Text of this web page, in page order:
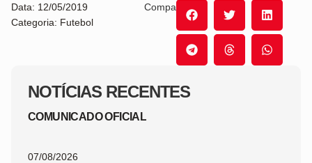
NOTÍCIAS RECENTES
COMUNICADO OFICIAL
07/08/2026
Data: 12/05/2019
Categoria: Futebol
Compartilhe: